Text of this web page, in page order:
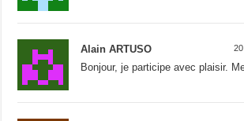
Alain ARTUSO
Bonjour, je participe avec plaisir.